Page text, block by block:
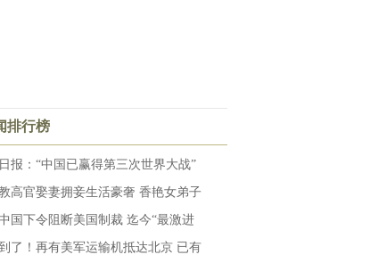
排行榜
报：“中国已赢得第三次世界大战”
高官娶妻拥妾生活豪奢 香艳女弟子
国下令阻断美国制裁 迄今“最激进
了！再有美军运输机抵达北京 已有